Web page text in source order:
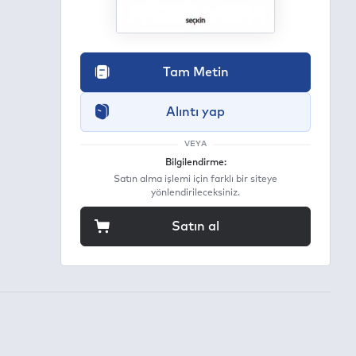
Tam Metin
Alıntı yap
VEYA
Bilgilendirme:
Satın alma işlemi için farklı bir siteye
yönlendirileceksiniz.
Satın al